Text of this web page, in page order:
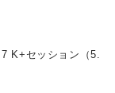
K+セッション（5.